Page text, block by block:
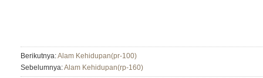
Berikutnya:Alam Kehidupan(pr-100)
Sebelumnya:Alam Kehidupan(rp-160)